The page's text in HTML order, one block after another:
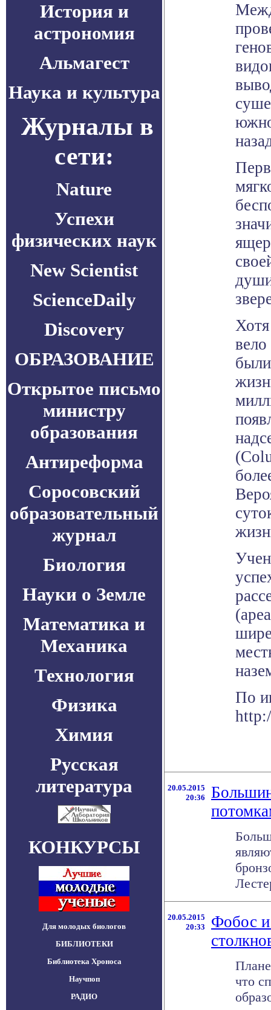
История и
астрономия
Альмагест
Наука и культура
Журналы в
сети:
Nature
Успехи
физических наук
New Scientist
ScienceDaily
Discovery
ОБРАЗОВАНИЕ
Открытое письмо
министру
образования
Антиреформа
Соросовский
образовательный
журнал
Биология
Науки о Земле
Математика и
Механика
Технология
Физика
Химия
Русская
литература
КОНКУРСЫ
Для молодых биологов
БИБЛИОТЕКИ
Библиотека Хроноса
Научпоп
РАДИО
По
20.05.2015
20:36
20.05.2015
20:33
Фобос и
что